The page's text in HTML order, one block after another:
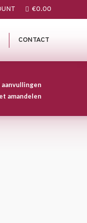
€0.00
CONTACT
amandelen